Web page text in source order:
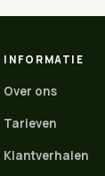
INFORMATIE
Over ons
Tarieven
Klantverhalen